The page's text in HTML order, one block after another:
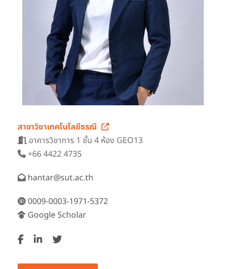
สาขาวิชาเทคโนโลยีธรณี
อาคารวิชาการ 1 ชั้น 4 ห้อง GEO13
+66 4422 4735
hantar@sut.ac.th
0009-0003-1971-5372
Google Scholar